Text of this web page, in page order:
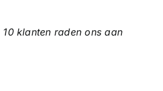
klanten raden ons aan